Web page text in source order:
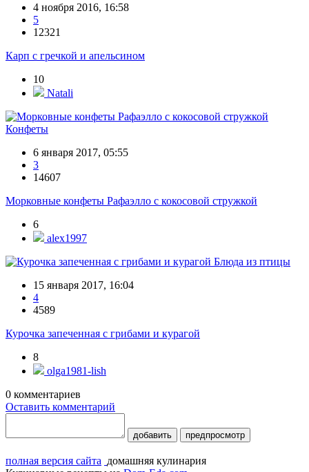
4 ноября 2016, 16:58
5
12321
Карп с гречкой и апельсином
10
Natali
Конфеты
6 января 2017, 05:55
3
14607
Морковные конфеты Рафаэлло с кокосовой стружкой
6
alex1997
Блюда из птицы
15 января 2017, 16:04
4
4589
Курочка запеченная с грибами и курагой
8
olga1981-lish
0 комментариев
Оставить комментарий
добавить предпросмотр
полная версия сайта домашняя кулинария